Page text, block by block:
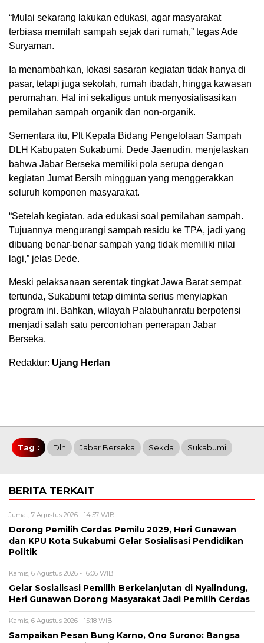
“Mulai sekarang lakukan edukasi, agar masyarakat
terbiasa memilah sampah sejak dari rumah,” tegas Ade
Suryaman.
Ia menambahkan, lokasi sasaran kegiatan tidak hanya di
pasar, tetapi juga sekolah, rumah ibadah, hingga kawasan
perumahan. Hal ini sekaligus untuk menyosialisasikan
pemilahan sampah organik dan non-organik.
Sementara itu, Plt Kepala Bidang Pengelolaan Sampah
DLH Kabupaten Sukabumi, Dede Jaenudin, menjelaskan
bahwa Jabar Berseka memiliki pola serupa dengan
kegiatan Jumat Bersih mingguan yang menggerakkan
seluruh komponen masyarakat.
“Setelah kegiatan, ada edukasi soal pemilahan sampah.
Tujuannya mengurangi sampah residu ke TPA, jadi yang
dibuang benar-benar sampah yang tidak memiliki nilai
lagi,” jelas Dede.
Meski pelaksanaan serentak tingkat Jawa Barat sempat
tertunda, Sukabumi tetap diminta serius menyiapkan
program ini. Bahkan, wilayah Palabuhanratu berpotensi
menjadi salah satu percontohan penerapan Jabar
Berseka.
Redaktur: Ujang Herlan
Tag : Dlh Jabar Berseka Sekda Sukabumi
BERITA TERKAIT
Jumat, 7 Agustus 2026 - 14:57 WIB
Dorong Pemilih Cerdas Pemilu 2029, Heri Gunawan
dan KPU Kota Sukabumi Gelar Sosialisasi Pendidikan
Politik
Kamis, 6 Agustus 2026 - 16:06 WIB
Gelar Sosialisasi Pemilih Berkelanjutan di Nyalindung,
Heri Gunawan Dorong Masyarakat Jadi Pemilih Cerdas
Kamis, 6 Agustus 2026 - 15:18 WIB
Sampaikan Pesan Bung Karno, Ono Surono: Bangsa